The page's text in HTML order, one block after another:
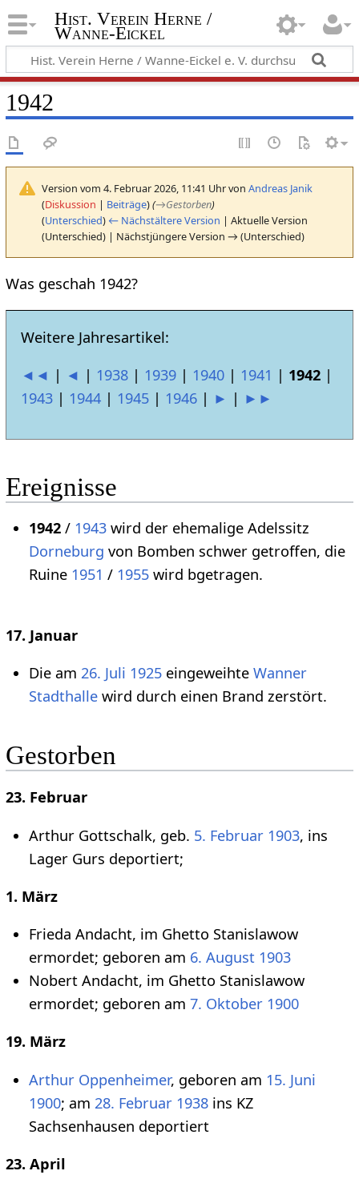
Hist. Verein Herne /
Wanne-Eickel
1942
Version vom 4. Februar 2026, 11:41 Uhr von Andreas Janik
(Diskussion | Beiträge)(→Gestorben)
(Unterschied) ← Nächstältere Version | Aktuelle Version
(Unterschied) | Nächstjüngere Version → (Unterschied)
Was geschah 1942?
Weitere Jahresartikel:
◄◄ | ◄ | 1938 | 1939 | 1940 | 1941 | 1942 |
1943 | 1944 | 1945 | 1946 | ► | ►►
Ereignisse
1942 / 1943 wird der ehemalige Adelssitz
Dorneburg von Bomben schwer getroffen, die
Ruine 1951 / 1955 wird bgetragen.
17. Januar
Die am 26. Juli 1925 eingeweihte Wanner
Stadthalle wird durch einen Brand zerstört.
Gestorben
23. Februar
Arthur Gottschalk, geb. 5. Februar 1903, ins
Lager Gurs deportiert;
1. März
Frieda Andacht, im Ghetto Stanislawow
ermordet; geboren am 6. August 1903
Nobert Andacht, im Ghetto Stanislawow
ermordet; geboren am 7. Oktober 1900
19. März
Arthur Oppenheimer, geboren am 15. Juni
1900; am 28. Februar 1938 ins KZ
Sachsenhausen deportiert
23. April